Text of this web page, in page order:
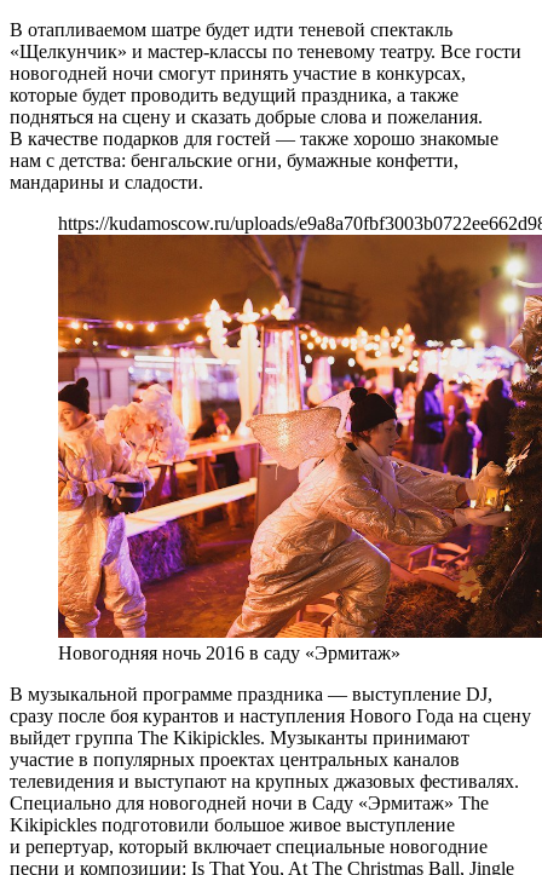
В отапливаемом шатре будет идти теневой спектакль
«Щелкунчик» и мастер-классы по теневому театру. Все гости
новогодней ночи смогут принять участие в конкурсах,
которые будет проводить ведущий праздника, а также
подняться на сцену и сказать добрые слова и пожелания.
В качестве подарков для гостей — также хорошо знакомые
нам с детства: бенгальские огни, бумажные конфетти,
мандарины и сладости.
https://kudamoscow.ru/uploads/
Новогодняя ночь 2016 в саду «Эрмитаж»
В музыкальной программе праздника — выступление DJ,
сразу после боя курантов и наступления Нового Года на сцену
выйдет группа The Kikipickles. Музыканты принимают
участие в популярных проектах центральных каналов
телевидения и выступают на крупных джазовых фестивалях.
Специально для новогодней ночи в Саду «Эрмитаж» The
Kikipickles подготовили большое живое выступление
и репертуар, который включает специальные новогодние
песни и композиции: Is That You, At The Christmas Ball, Jingle